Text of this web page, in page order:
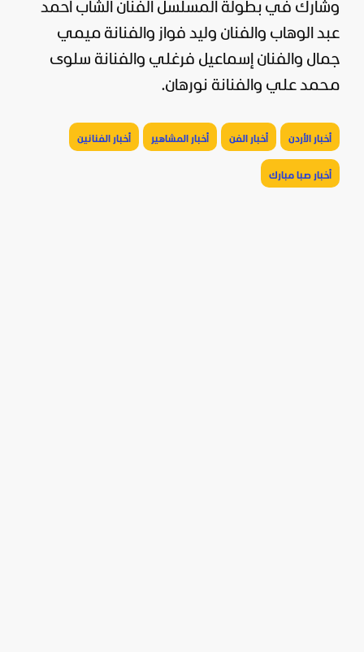
وشارك في بطولة المسلسل الفنان الشاب أحمد
عبد الوهاب والفنان وليد فواز والفنانة ميمي
جمال والفنان إسماعيل فرغلي والفنانة سلوى
محمد علي والفنانة نورهان.
أخبار الأردن أخبار الفن أخبار المشاهير أخبار الفنانين
أخبار صبا مبارك